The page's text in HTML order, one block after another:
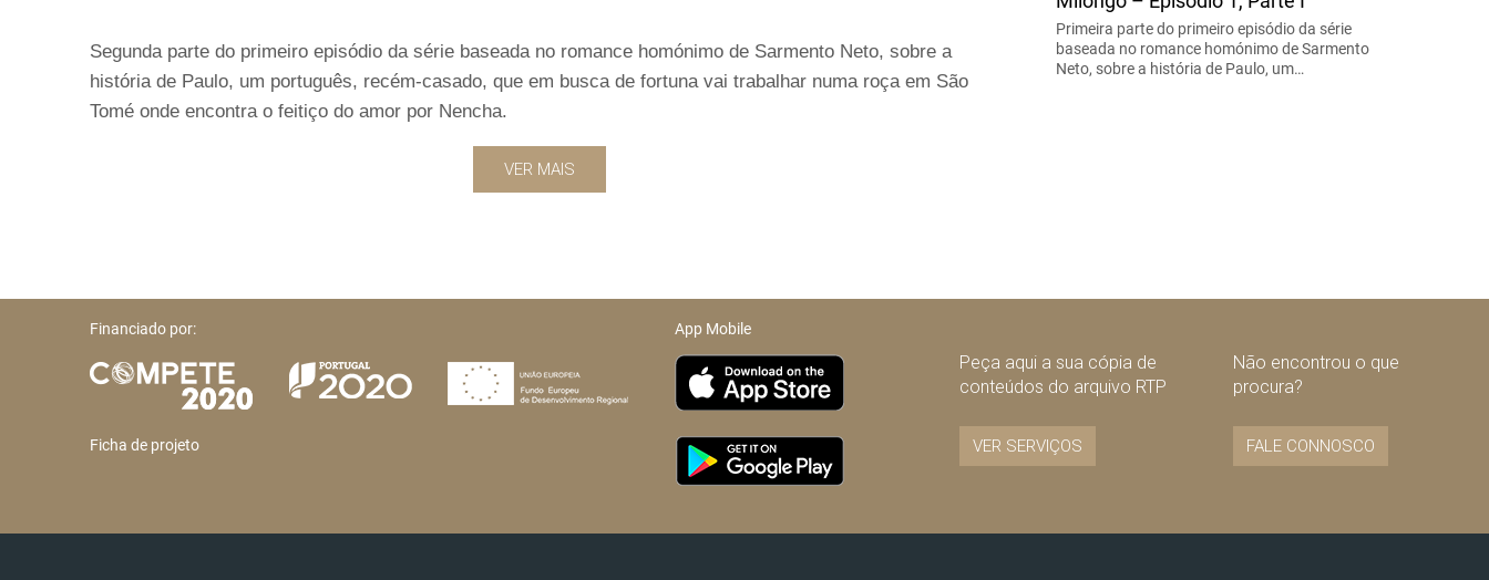
Segunda parte do primeiro episódio da série baseada no romance homónimo de Sarmento Neto, sobre a
história de Paulo, um português, recém-casado, que em busca de fortuna vai trabalhar numa roça em São
Tomé onde encontra o feitiço do amor por Nencha.
VER MAIS
Primeira parte do primeiro episódio da série
baseada no romance homónimo de Sarmento
Neto, sobre a história de Paulo, um…
Financiado por:
Ficha de projeto
App Mobile
Peça aqui a sua cópia de
conteúdos do arquivo RTP
VER SERVIÇOS
Não encontrou o que
procura?
FALE CONNOSCO